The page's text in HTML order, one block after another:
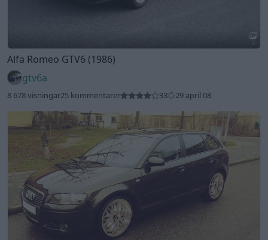
7
Alfa Romeo GTV6 (1986)
gtv6a
8 678 visningar25 kommentarer 33 29 april 08